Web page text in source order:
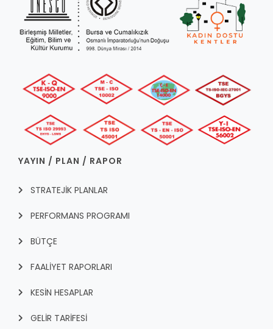
YAYIN / PLAN / RAPOR
STRATEJİK PLANLAR
PERFORMANS PROGRAMI
BÜTÇE
FAALİYET RAPORLARI
KESİN HESAPLAR
GELİR TARİFESİ